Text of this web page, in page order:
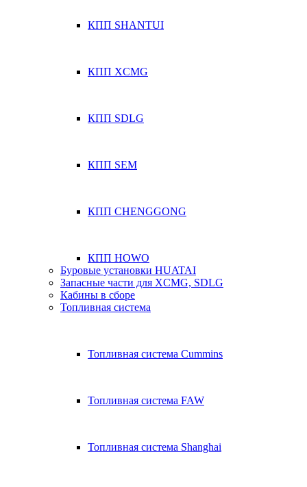
КПП SHANTUI
КПП XCMG
КПП SDLG
КПП SEM
КПП CHENGGONG
КПП HOWO
Буровые установки HUATAI
Запасные части для XCMG, SDLG
Кабины в сборе
Топливная система
Топливная система Cummins
Топливная система FAW
Топливная система Shanghai